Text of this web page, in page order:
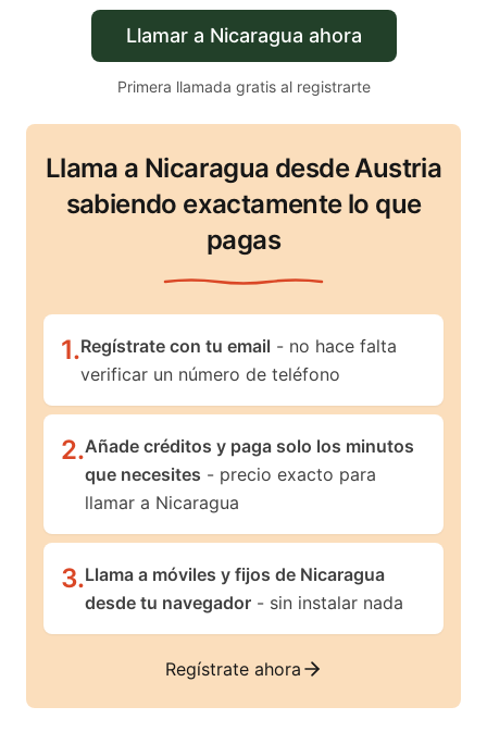
Llamar a Nicaragua ahora
Primera llamada gratis al registrarte
Llama a Nicaragua desde Austria
sabiendo exactamente lo que
pagas
1.Regístrate con tu email - no hace falta
verificar un número de teléfono
2.Añade créditos y paga solo los minutos
que necesites - precio exacto para
llamar a Nicaragua
3.Llama a móviles y fijos de Nicaragua
desde tu navegador - sin instalar nada
Regístrate ahora